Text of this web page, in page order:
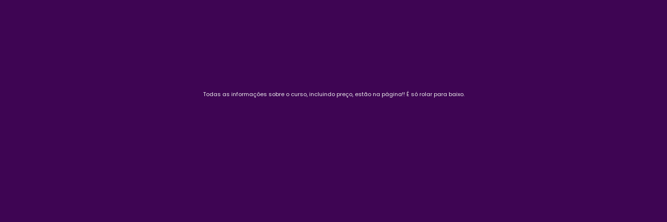
Todas as informações sobre o curso, incluindo preço, estão na página!! É só rolar para baixo.